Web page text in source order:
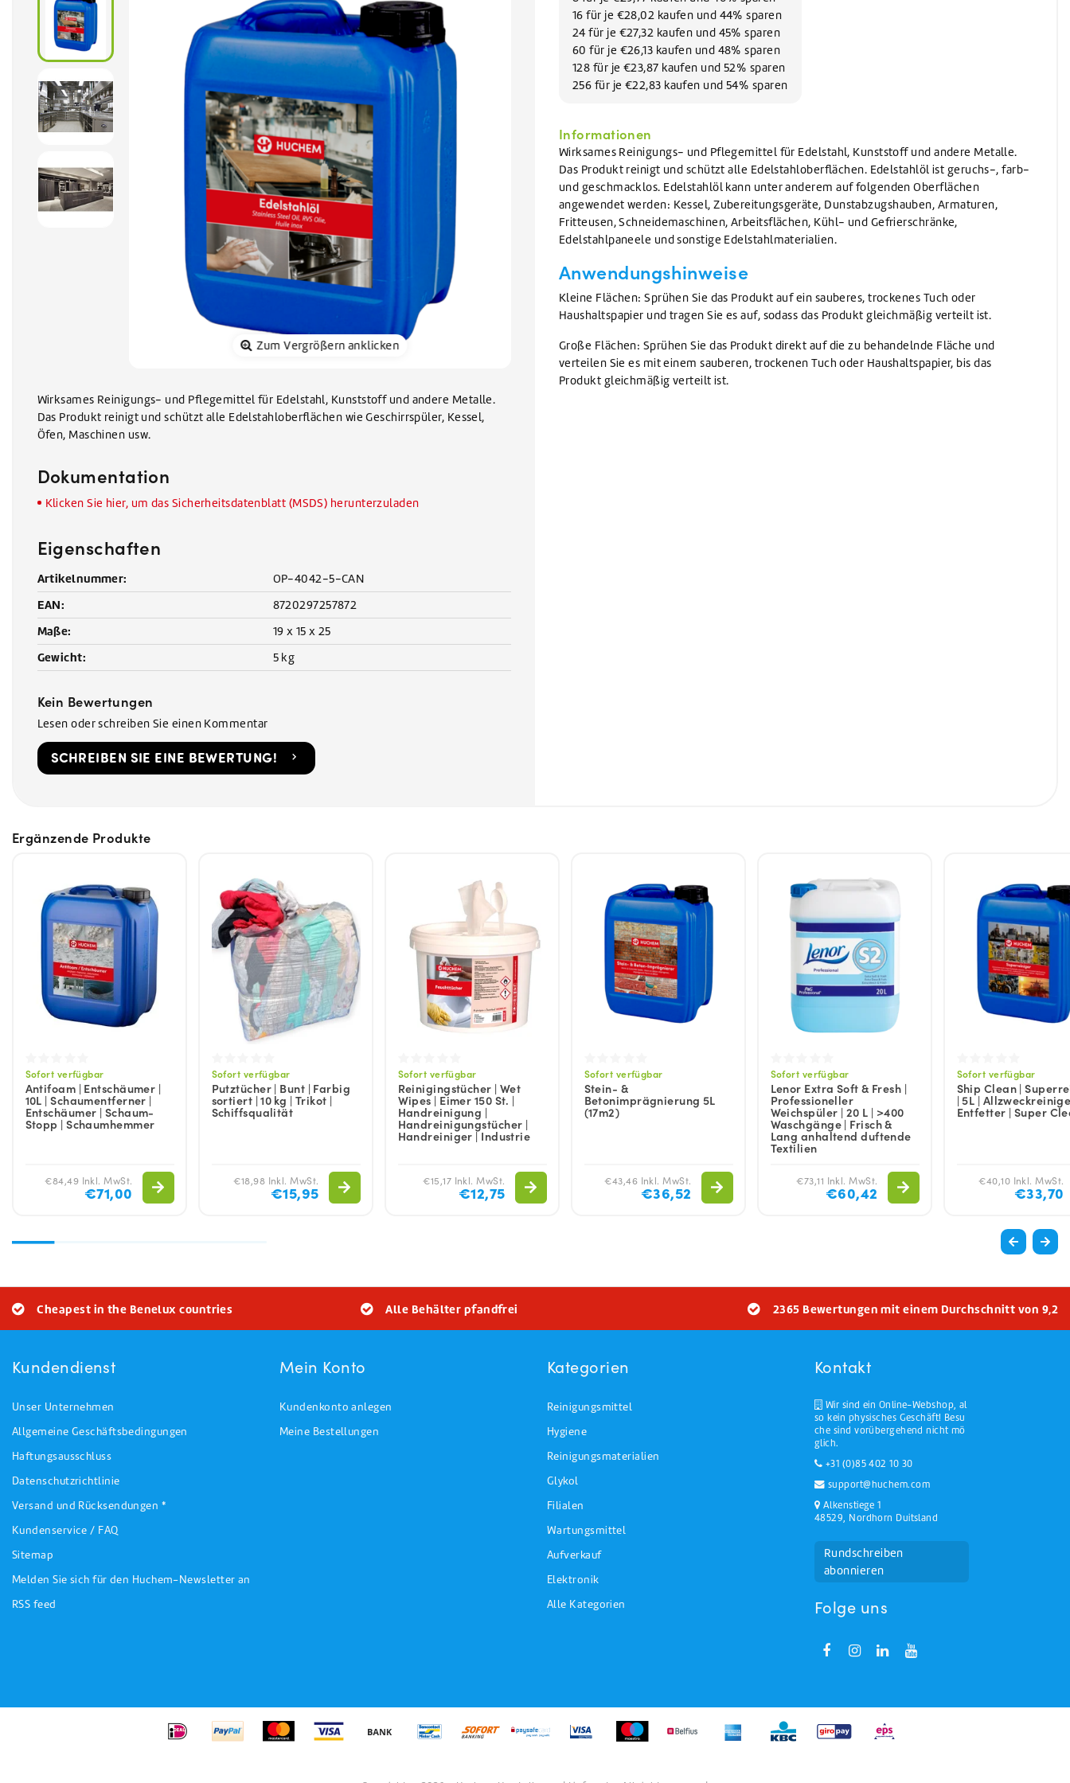
VIEW ALL AUFVERKAUF
Sonnenkollektoren reinigen
Geschirrreiniger
Geschirrspülmittel
VIEW ALL REINIGUNGSMITTEL
VIEW ALL WARTUNGSMITTEL
Zum Vergrößern anklicken
Wirksames Reinigungs- und Pflegemittel für Edelstahl, Kunststoff und andere Metalle.
Das Produkt reinigt und schützt alle Edelstahloberflächen wie Geschirrspüler, Kessel,
Öfen, Maschinen usw.
Dokumentation
Klicken Sie hier, um das Sicherheitsdatenblatt (MSDS) herunterzuladen
Eigenschaften
Artikelnummer: OP-4042-5-CAN
EAN: 8720297257872
Maße: 19 x 15 x 25
Gewicht: 5 kg
Kein Bewertungen
Lesen oder schreiben Sie einen Kommentar
SCHREIBEN SIE EINE BEWERTUNG!
16 für je €28,02 kaufen und 44% sparen
24 für je €27,32 kaufen und 45% sparen
60 für je €26,13 kaufen und 48% sparen
128 für je €23,87 kaufen und 52% sparen
256 für je €22,83 kaufen und 54% sparen
Informationen
Wirksames Reinigungs- und Pflegemittel für Edelstahl, Kunststoff und andere Metalle.
Das Produkt reinigt und schützt alle Edelstahloberflächen. Edelstahlöl ist geruchs-, farb-
und geschmacklos. Edelstahlöl kann unter anderem auf folgenden Oberflächen
angewendet werden: Kessel, Zubereitungsgeräte, Dunstabzugshauben, Armaturen,
Fritteusen, Schneidemaschinen, Arbeitsflächen, Kühl- und Gefrierschränke,
Edelstahlpaneele und sonstige Edelstahlmaterialien.
Anwendungshinweise
Kleine Flächen: Sprühen Sie das Produkt auf ein sauberes, trockenes Tuch oder
Haushaltspapier und tragen Sie es auf, sodass das Produkt gleichmäßig verteilt ist.
Große Flächen: Sprühen Sie das Produkt direkt auf die zu behandelnde Fläche und
verteilen Sie es mit einem sauberen, trockenen Tuch oder Haushaltspapier, bis das
Produkt gleichmäßig verteilt ist.
Ergänzende Produkte
Sofort verfügbar
Antifoam | Entschäumer |
10L | Schaumentferner |
Entschäumer | Schaum-
Stopp | Schaumhemmer
€84,49 Inkl. MwSt.
€71,00
Sofort verfügbar
Putztücher | Bunt | Farbig
sortiert | 10 kg | Trikot |
Schiffsqualität
€18,98 Inkl. MwSt.
€15,95
Sofort verfügbar
Reinigingstücher | Wet
Wipes | Eimer 150 St. |
Handreinigung |
Handreinigungstücher |
Handreiniger | Industrie
€15,17 Inkl. MwSt.
€12,75
Sofort verfügbar
Stein- &
Betonimprägnierung 5L
(17m2)
€43,46 Inkl. MwSt.
€36,52
Sofort verfügbar
Lenor Extra Soft & Fresh |
Professioneller
Weichspüler | 20 L | >400
Waschgänge | Frisch &
Lang anhaltend duftende
Textilien
€73,11 Inkl. MwSt.
€60,42
Sofort verfügbar
Ship Clean |
| 5L |
Entfetter | Super
€40,10 Inkl. MwSt.
€33,70
Cheapest in the Benelux countries Alle Behälter pfandfrei 2365 Bewertungen mit einem Durchschnitt von 9,2
Kundendienst
Unser Unternehmen
Allgemeine Geschäftsbedingungen
Haftungsausschluss
Datenschutzrichtlinie
Versand und Rücksendungen *
Kundenservice / FAQ
Sitemap
Melden Sie sich für den Huchem-Newsletter an
RSS feed
Mein Konto
Kundenkonto anlegen
Meine Bestellungen
Kategorien
Reinigungsmittel
Hygiene
Reinigungsmaterialien
Glykol
Filialen
Wartungsmittel
Aufverkauf
Elektronik
Alle Kategorien
Kontakt
Wir sind ein Online-Webshop, al
so kein physisches Geschäft! Besu
che sind vorübergehend nicht mö
glich.
+31 (0)85 402 10 30
support@huchem.com
Alkenstiege 1
48529, Nordhorn Duitsland
Rundschreiben
abonnieren
Folge uns